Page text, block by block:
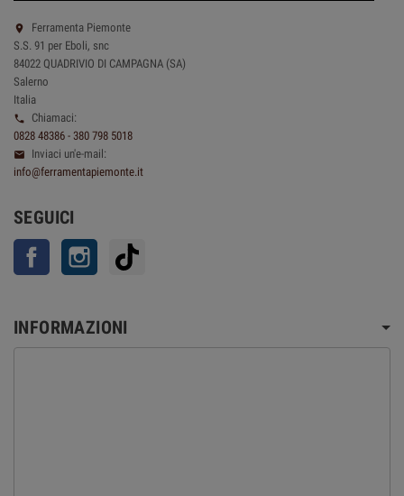

Ferramenta Piemonte
S.S. 91 per Eboli, snc
84022 QUADRIVIO DI CAMPAGNA (SA)
Salerno
Italia

Chiamaci:
0828 48386 - 380 798 5018

Inviaci un'e-mail:
info@ferramentapiemonte.it
SEGUICI
Facebook Instagram
INFORMAZIONI